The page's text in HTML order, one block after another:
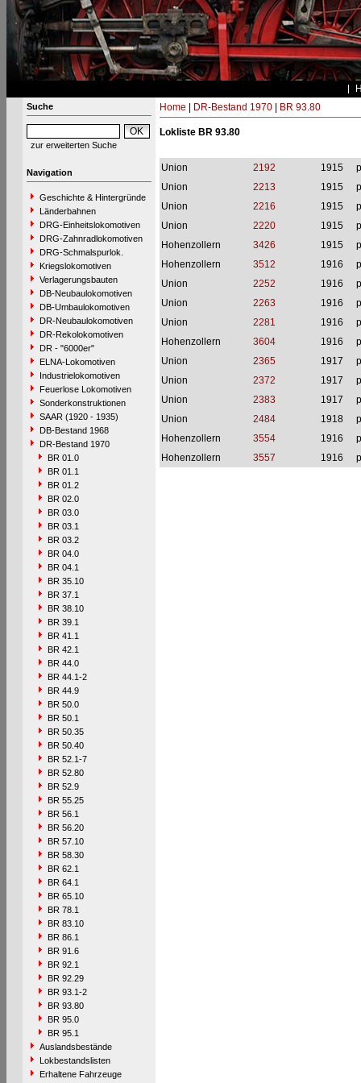
Suche
zur erweiterten Suche
Navigation
Geschichte & Hintergründe
Länderbahnen
DRG-Einheitslokomotiven
DRG-Zahnradlokomotiven
DRG-Schmalspurlok.
Kriegslokomotiven
Verlagerungsbauten
DB-Neubaulokomotiven
DB-Umbaulokomotiven
DR-Neubaulokomotiven
DR-Rekolokomotiven
DR - "6000er"
ELNA-Lokomotiven
Industrielokomotiven
Feuerlose Lokomotiven
Sonderkonstruktionen
SAAR (1920 - 1935)
DB-Bestand 1968
DR-Bestand 1970
BR 01.0
BR 01.1
BR 01.2
BR 02.0
BR 03.0
BR 03.1
BR 03.2
BR 04.0
BR 04.1
BR 35.10
BR 37.1
BR 38.10
BR 39.1
BR 41.1
BR 42.1
BR 44.0
BR 44.1-2
BR 44.9
BR 50.0
BR 50.1
BR 50.35
BR 50.40
BR 52.1-7
BR 52.80
BR 52.9
BR 55.25
BR 56.1
BR 56.20
BR 57.10
BR 58.30
BR 62.1
BR 64.1
BR 65.10
BR 78.1
BR 83.10
BR 86.1
BR 91.6
BR 92.1
BR 92.29
BR 93.1-2
BR 93.80
BR 95.0
BR 95.1
Auslandsbestände
Lokbestandslisten
Erhaltene Fahrzeuge
Home DR-Bestand 1970| BR 93.80
Lokliste BR 93.80
Union 2192 1915
Union
2213 1915
Union
2216 1915
Union
2220 1915
Hohenzollern
3426 1915
Hohenzollern
3512 1916
Union
2252 1916
Union
2263 1916
Union
2281 1916
Hohenzollern
3604 1916
Union
2365 1917
Union
2372 1917
Union
2383 1917
Union
2484 1918
Hohenzollern
3554 1916
Hohenzollern
3557 1916